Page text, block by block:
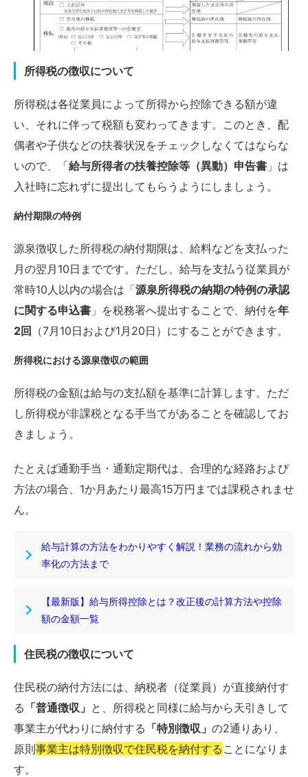
所得税の徴収について
所得税は各従業員によって所得から控除できる額が違
い、それに伴って税額も変わってきます。このとき、配
偶者や子供などの扶養状況をチェックしなくてはならな
いので、「給与所得者の扶養控除等（異動）申告書 」は
入社時に忘れずに提出してもらうようにしましょう。
納付期限の特例
源泉徴収した所得税の納付期限は、給料などを支払った
月の翌月10日までです。ただし、給与を支払う従業員が
常時10人以内の場合は「源泉所得税の納期の特例の承認
に関する申込書 」を税務署へ提出することで、納付を年
2回 （7月10日および1月20日）にすることができます。
所得税における源泉徴収の範囲
所得税の金額は給与の支払額を基準に計算します。ただ
し所得税が非課税となる手当てがあることを確認してお
きましょう。
たとえば通勤手当・通勤定期代は、合理的な経路および
方法の場合、1か月あたり最高15万円までは課税されませ
ん。
給与計算の方法をわかりやすく解説！業務の流れから効
率化の方法まで
【最新版】給与所得控除とは？改正後の計算方法や控除
額の金額一覧
住民税の徴収について
住民税の納付方法には、納税者（従業員）が直接納付す
る 「普通徴収」 と、所得税と同様に給与から天引きして
事業主が代わりに納付する 「特別徴収」 の2通りあり、
原則事業主は特別徴収で住民税を納付する ことになりま
す。